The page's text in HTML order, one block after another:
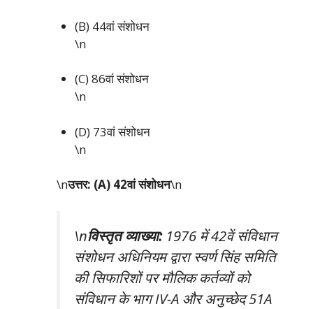
(B) 44वां संशोधन
\n
(C) 86वां संशोधन
\n
(D) 73वां संशोधन
\n
\nउत्तर: (A) 42वां संशोधन\n
\nविस्तृत व्याख्या:1976 में 42वें संविधान
संशोधन अधिनियम द्वारा स्वर्ण सिंह समिति
की सिफारिशों पर मौलिक कर्तव्यों को
संविधान के भाग IV-A और अनुच्छेद 51A